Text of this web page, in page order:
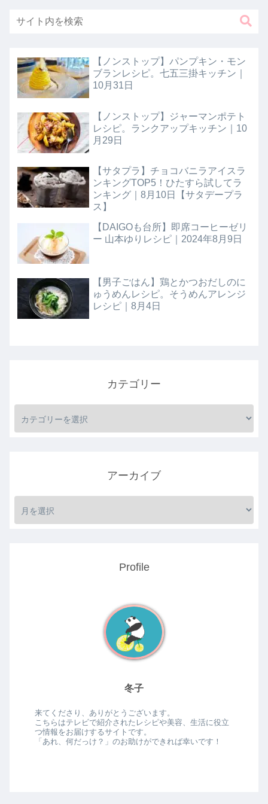
【ノンストップ】パンプキン・モン
ブランレシピ。七五三掛キッチン｜
10月31日
【ノンストップ】ジャーマンポテト
レシピ。ランクアップキッチン｜10
月29日
【サタプラ】チョコバニラアイスラ
ンキングTOP5！ひたすら試してラ
ンキング｜8月10日【サタデープラ
ス】
【DAIGOも台所】即席コーヒーゼリ
ー 山本ゆりレシピ｜2024年8月9日
【男子ごはん】鶏とかつおだしのに
ゅうめんレシピ。そうめんアレンジ
レシピ｜8月4日
カテゴリー
アーカイブ
Profile
冬子
来てくださり、ありがとうございます。
こちらはテレビで紹介されたレシピや美容、生活に役立
つ情報をお届けするサイトです。
「あれ、何だっけ？」のお助けができれば幸いです！